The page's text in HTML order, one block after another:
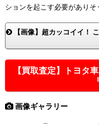
ションを起こす必要がありそ
【画像】超カッコイイ！
【買取査定】トヨタ
画像ギャラリー